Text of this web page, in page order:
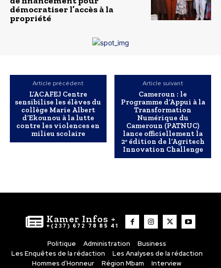
démocratiser l’accès à la
propriété
Article précédent
L’ACAFEJ Centre
sensibilise les élèves du
collège Marie Albert
d’Ekounou à la lutte
contre les violences en
milieu scolaire
Article suivant
Cameroun : le
Programme d’Appui à la
Transformation
Numérique du
Cameroun (PATNUC)
lance officiellement la
2ᵉ édition de l’Agritech
Innovation Challenge
Kamer Infos +
+(237) 672 78 85 41
Politique Administration
Business
Les Enquêtes de la rédaction
Les Analyses de la rédaction
Hommes d’Honneur
Région Mbam
Interview